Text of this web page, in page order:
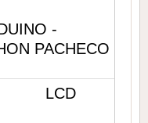
-
PACHECO
LCD